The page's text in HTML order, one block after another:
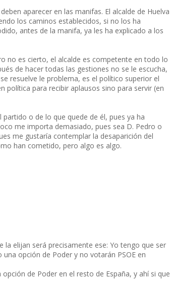
aparecer en las manifas. El alcalde de Huelva
los caminos establecidos, si no los ha
antes de la manifa, ya les ha explicado a los
no es cierto, el alcalde es competente en todo lo
de hacer todas las gestiones no se le escucha,
resuelve le problema, es el político superior el
política para recibir aplausos sino para servir (en
o de lo que quede de él, pues ya ha
me importa demasiado, pues sea D. Pedro o
me gustaría contemplar la desaparición del
han cometido, pero algo es algo.
elijan será precisamente ese: Yo tengo que ser
opción de Poder y no votarán PSOE en
de Poder en el resto de España, y ahí si que